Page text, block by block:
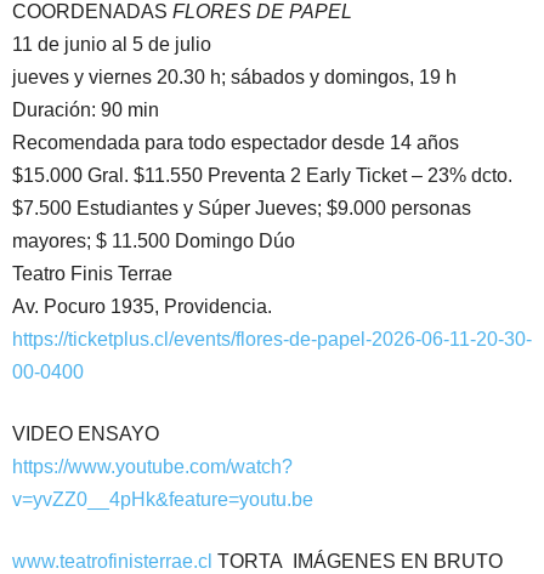
COORDENADAS FLORES DE PAPEL
11 de junio al 5 de julio
jueves y viernes 20.30 h; sábados y domingos, 19 h
Duración: 90 min
Recomendada para todo espectador desde 14 años
$15.000 Gral. $11.550 Preventa 2 Early Ticket – 23% dcto.
$7.500 Estudiantes y Súper Jueves; $9.000 personas
mayores; $ 11.500 Domingo Dúo
Teatro Finis Terrae
Av. Pocuro 1935, Providencia.
https://ticketplus.cl/events/flores-de-papel-2026-06-11-20-30-
00-0400
VIDEO ENSAYO
https://www.youtube.com/watch?
v=yvZZ0__4pHk&feature=youtu.be
www.teatrofinisterrae.cl TORTA IMÁGENES EN BRUTO